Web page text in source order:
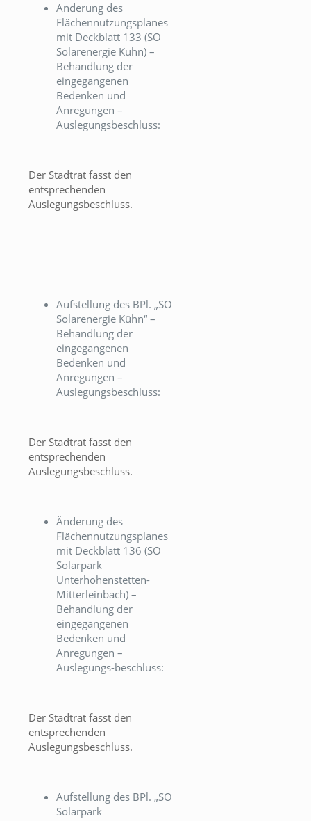
Änderung des
Flächennutzungsplanes
mit Deckblatt 133 (SO
Solarenergie Kühn) –
Behandlung der
eingegangenen
Bedenken und
Anregungen –
Auslegungsbeschluss:
Der Stadtrat fasst den
entsprechenden
Auslegungsbeschluss.
Aufstellung des BPl. „SO
Solarenergie Kühn“ –
Behandlung der
eingegangenen
Bedenken und
Anregungen –
Auslegungsbeschluss:
Der Stadtrat fasst den
entsprechenden
Auslegungsbeschluss.
Änderung des
Flächennutzungsplanes
mit Deckblatt 136 (SO
Solarpark
Unterhöhenstetten-
Mitterleinbach) –
Behandlung der
eingegangenen
Bedenken und
Anregungen –
Auslegungs-beschluss:
Der Stadtrat fasst den
entsprechenden
Auslegungsbeschluss.
Aufstellung des BPl. „SO
Solarpark